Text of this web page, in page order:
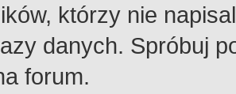
którzy nie
danych. Spróbuj
forum.